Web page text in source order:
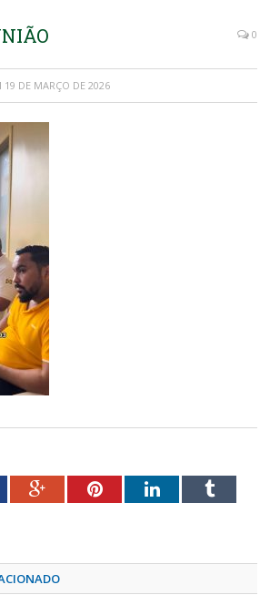
0
19 DE MARÇO DE 2026
Google+PinterestLinkedInTumblr